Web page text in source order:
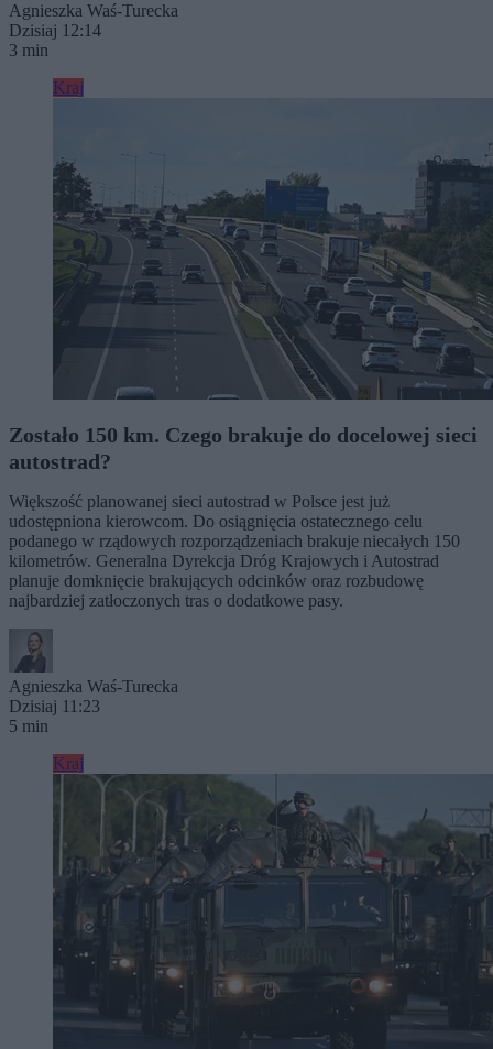
Agnieszka Waś-Turecka
Dzisiaj 12:14
3 min
Kraj
Zostało 150 km. Czego brakuje do docelowej sieci
autostrad?
Większość planowanej sieci autostrad w Polsce jest już
udostępniona kierowcom. Do osiągnięcia ostatecznego celu
podanego w rządowych rozporządzeniach brakuje niecałych 150
kilometrów. Generalna Dyrekcja Dróg Krajowych i Autostrad
planuje domknięcie brakujących odcinków oraz rozbudowę
najbardziej zatłoczonych tras o dodatkowe pasy.
Agnieszka Waś-Turecka
Dzisiaj 11:23
5 min
Kraj